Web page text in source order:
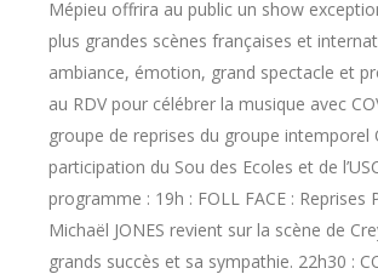
Mépieu offrira au public un show
plus grandes scènes françaises et
ambiance, émotion, grand spectacle et
au RDV pour célébrer la musique avec
groupe de reprises du groupe intemporel
participation du Sou des Ecoles et de
programme : 19h : FOLL FACE : Reprises
Michaël JONES revient sur la scène de
grands succès et sa sympathie. 22h30 :